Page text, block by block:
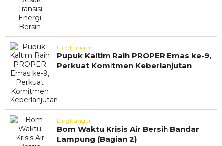
Lingkungan
Pupuk Kaltim Raih PROPER Emas ke-9,
Perkuat Komitmen Keberlanjutan
Lingkungan
Bom Waktu Krisis Air Bersih Bandar
Lampung (Bagian 2)